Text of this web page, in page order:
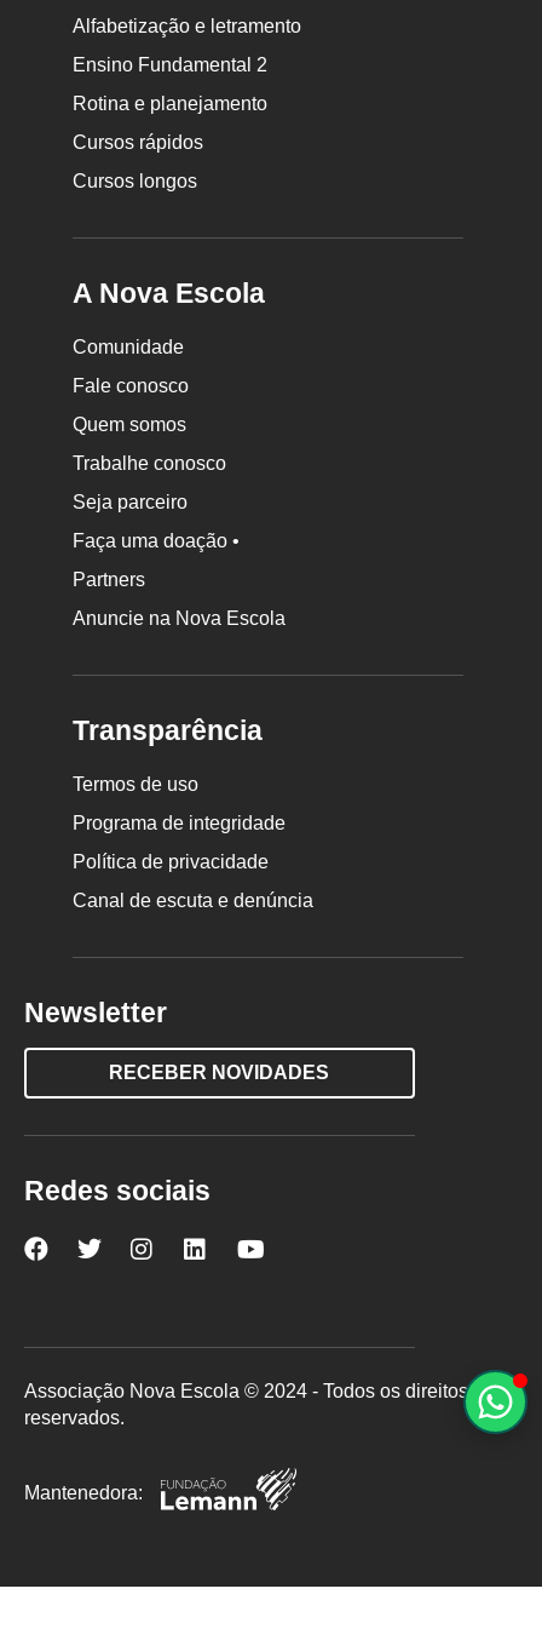
Alfabetização e letramento
Ensino Fundamental 2
Rotina e planejamento
Cursos rápidos
Cursos longos
A Nova Escola
Comunidade
Fale conosco
Quem somos
Trabalhe conosco
Seja parceiro
Faça uma doação •
Partners
Anuncie na Nova Escola
Transparência
Termos de uso
Programa de integridade
Política de privacidade
Canal de escuta e denúncia
Newsletter
RECEBER NOVIDADES
Redes sociais
Nova
Facebook
Nova
Twitter
Nova
Instagram
Nova
LinkedInYouTube
Associação Nova Escola © 2024 - Todos os direitos
reservados.
Mantenedora: